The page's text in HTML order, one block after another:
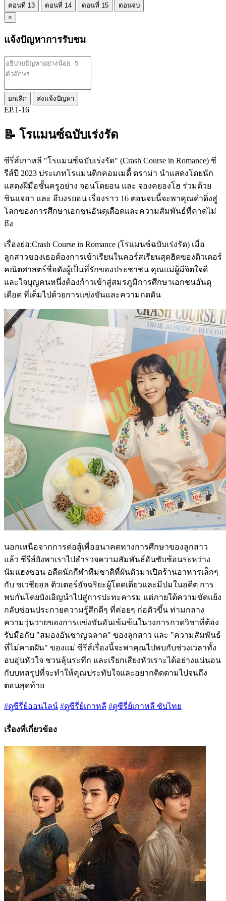
ตอนที่ 13
ตอนที่ 14 ตอนที่ 15
ตอนจบ
×
แจ้งปัญหาการรับชม
ยกเลิก ส่งแจ้งปัญหา
EP.1-16
📝 โรแมนซ์ฉบับเร่งรัด
ซีรี่ส์เกาหลี "โรแมนซ์ฉบับเร่งรัด" (Crash Course in Romance) ซี
รีส์ปี 2023 ประเภทโรแมนติกคอมเมดี้ ดราม่า นำแสดงโดยนัก
แสดงฝีมือชั้นครูอย่าง จอนโดยอน และ จองคยองโฮ ร่วมด้วย
ชินแจฮา และ อีบงรยอน เรื่องราว 16 ตอนจบนี้จะพาคุณดำดิ่งสู่
โลกของการศึกษาเอกชนอันดุเดือดและความสัมพันธ์ที่คาดไม่
ถึง
เรื่องย่อ:Crash Course in Romance (โรแมนซ์ฉบับเร่งรัด) เมื่อ
ลูกสาวของเธอต้องการเข้าเรียนในคอร์สเรียนสุดฮิตของติวเตอร์
คณิตศาสตร์ชื่อดังผู้เป็นที่รักของประชาชน คุณแม่ผู้มีจิตใจดี
และใจบุญคนหนึ่งต้องก้าวเข้าสู่สมรภูมิการศึกษาเอกชนอันดุ
เดือด ที่เต็มไปด้วยการแข่งขันและความกดดัน
นอกเหนือจากการต่อสู้เพื่ออนาคตทางการศึกษาของลูกสาว
แล้ว ซีรีส์ยังพาเราไปสำรวจความสัมพันธ์อันซับซ้อนระหว่าง
นัมแฮงซอน อดีตนักกีฬาทีมชาติที่ผันตัวมาเปิดร้านอาหารเล็กๆ
กับ ชเวชียอล ติวเตอร์อัจฉริยะผู้โดดเดี่ยวและมีปมในอดีต การ
พบกันโดยบังเอิญนำไปสู่การปะทะคารม แต่ภายใต้ความขัดแย้ง
กลับซ่อนประกายความรู้สึกดีๆ ที่ค่อยๆ ก่อตัวขึ้น ท่ามกลาง
ความวุ่นวายของการแข่งขันอันเข้มข้นในวงการกวดวิชาที่ต้อง
รับมือกับ "สมองอันชาญฉลาด" ของลูกสาว และ "ความสัมพันธ์
ที่ไม่คาดฝัน" ของแม่ ซีรีส์เรื่องนี้จะพาคุณไปพบกับช่วงเวลาทั้ง
อบอุ่นหัวใจ ชวนลุ้นระทึก และเรียกเสียงหัวเราะได้อย่างแน่นอน
กับบทสรุปที่จะทำให้คุณประทับใจและอยากติดตามไปจนถึง
ตอนสุดท้าย
#ดูซีรี่ย์ออนไลน์ #ดูซีรี่ย์เกาหลี #ดูซีรี่ย์เกาหลี ซับไทย
เรื่องที่เกี่ยวข้อง